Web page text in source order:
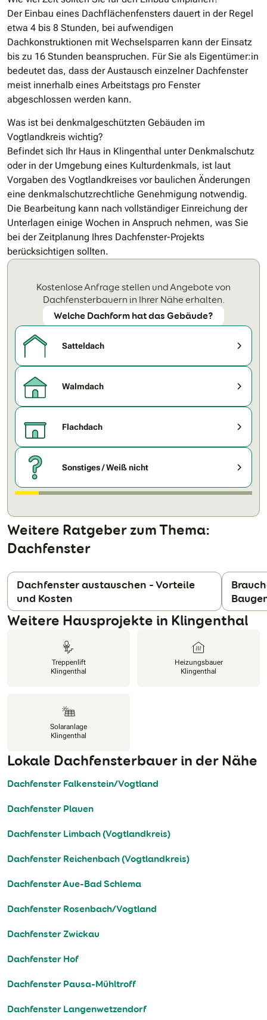
Der Einbau eines Dachflächenfensters dauert in der Regel
etwa 4 bis 8 Stunden, bei aufwendigen
Dachkonstruktionen mit Wechselsparren kann der Einsatz
bis zu 16 Stunden beanspruchen. Für Sie als Eigentümer:in
bedeutet das, dass der Austausch einzelner Dachfenster
meist innerhalb eines Arbeitstags pro Fenster
abgeschlossen werden kann.
Was ist bei denkmalgeschützten Gebäuden im
Vogtlandkreis wichtig?
Befindet sich Ihr Haus in Klingenthal unter Denkmalschutz
oder in der Umgebung eines Kulturdenkmals, ist laut
Vorgaben des Vogtlandkreises vor baulichen Änderungen
eine denkmalschutzrechtliche Genehmigung notwendig.
Die Bearbeitung kann nach vollständiger Einreichung der
Unterlagen einige Wochen in Anspruch nehmen, was Sie
bei der Zeitplanung Ihres Dachfenster-Projekts
berücksichtigen sollten.
Kostenlose Anfrage stellen und Angebote von
Dachfensterbauern in Ihrer Nähe erhalten.
Welche Dachform hat das Gebäude?
Satteldach
Walmdach
Flachdach
Sonstiges / Weiß nicht
Weitere Ratgeber zum Thema:
Dachfenster
Dachfenster austauschen – Vorteile
und Kosten
Weitere Hausprojekte in Klingenthal
Treppenlift
Klingenthal
Heizungsbauer
Klingenthal
Solaranlage
Klingenthal
Lokale Dachfensterbauer in der Nähe
Dachfenster Falkenstein/Vogtland
Dachfenster Plauen
Dachfenster Limbach (Vogtlandkreis)
Dachfenster Reichenbach (Vogtlandkreis)
Dachfenster Aue-Bad Schlema
Dachfenster Rosenbach/Vogtland
Dachfenster Zwickau
Dachfenster Hof
Dachfenster Pausa-Mühltroff
Dachfenster Langenwetzendorf